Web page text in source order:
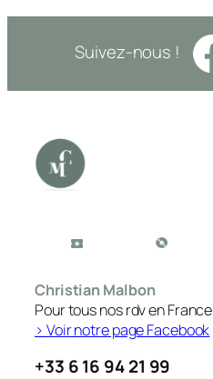
Suivez-nous !
Christian Malbon
Pour tous nos rdv en France
> Voir notre page Facebook
+33 6 16 94 21 99